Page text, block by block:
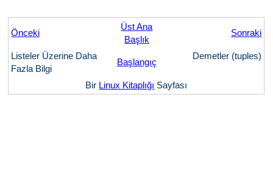
Önceki
Üst Ana
Başlık
Sonraki
Listeler Üzerine Daha
Fazla Bilgi
Başlangıç
Demetler (tuples)
Bir Linux Kitaplığı Sayfası